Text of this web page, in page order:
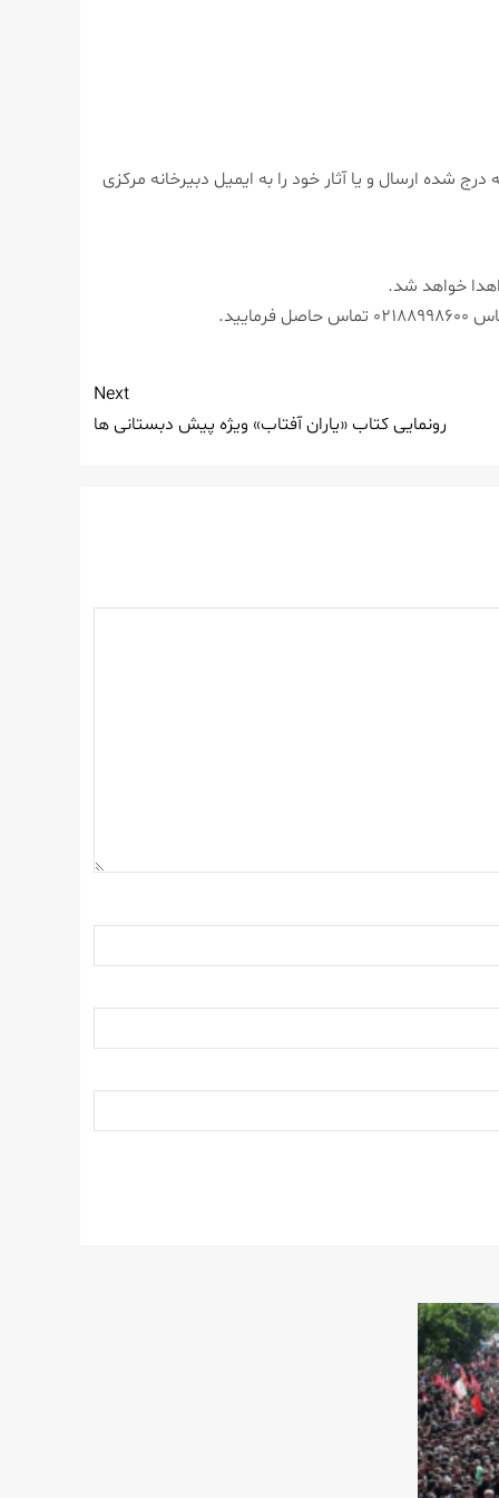
پوستر مسابقه درج شده ارسال و یا آثار خود را به ایمیل دبیرخانه مركزی
اهدا خواهد شد.
Next
رونمایی كتاب «یاران آفتاب» ویژه پیش دبستانی ها